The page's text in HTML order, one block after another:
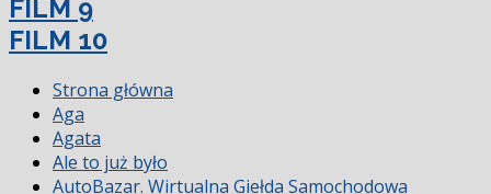
FILM 9
FILM 10
Strona główna
Aga
Agata
Ale to już było
AutoBazar. Wirtualna Giełda Samochodowa